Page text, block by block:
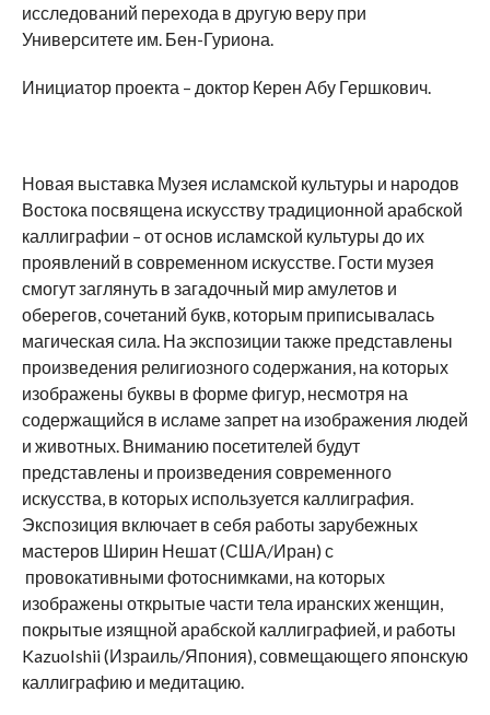
исследований перехода в другую веру при
Университете им. Бен-Гуриона.
Инициатор проекта – доктор Керен Абу Гершкович.
Новая выставка Музея исламской культуры и народов
Востока посвящена искусству традиционной арабской
каллиграфии – от основ исламской культуры до их
проявлений в современном искусстве. Гости музея
смогут заглянуть в загадочный мир амулетов и
оберегов, сочетаний букв, которым приписывалась
магическая сила. На экспозиции также представлены
произведения религиозного содержания, на которых
изображены буквы в форме фигур, несмотря на
содержащийся в исламе запрет на изображения людей
и животных. Вниманию посетителей будут
представлены и произведения современного
искусства, в которых используется каллиграфия.
Экспозиция включает в себя работы зарубежных
мастеров Ширин Нешат (США/Иран) с
провокативными фотоснимками, на которых
изображены открытые части тела иранских женщин,
покрытые изящной арабской каллиграфией, и работы
KazuoIshii (Израиль/Япония), совмещающего японскую
каллиграфию и медитацию.